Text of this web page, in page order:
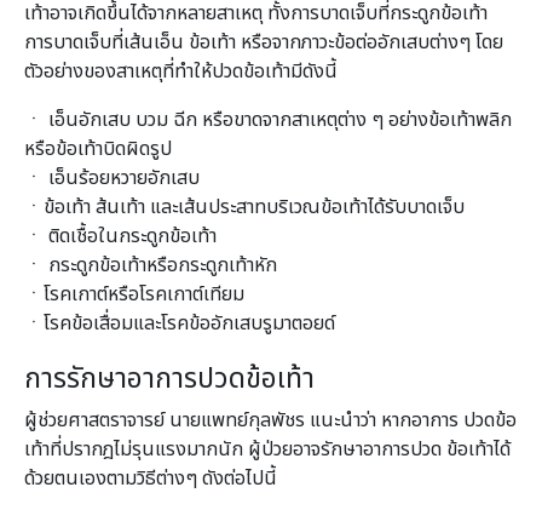
เท้าอาจเกิดขึ้นได้จากหลายสาเหตุ ทั้งการบาดเจ็บที่กระดูกข้อเท้า
การบาดเจ็บที่เส้นเอ็น ข้อเท้า หรือจากภาวะข้อต่ออักเสบต่างๆ โดย
ตัวอย่างของสาเหตุที่ทำให้ปวดข้อเท้ามีดังนี้
ㆍ เอ็นอักเสบ บวม ฉีก หรือขาดจากสาเหตุต่าง ๆ อย่างข้อเท้าพลิก
หรือข้อเท้าบิดผิดรูป
ㆍ เอ็นร้อยหวายอักเสบ
ㆍข้อเท้า ส้นเท้า และเส้นประสาทบริเวณข้อเท้าได้รับบาดเจ็บ
ㆍ ติดเชื้อในกระดูกข้อเท้า
ㆍ กระดูกข้อเท้าหรือกระดูกเท้าหัก
ㆍโรคเกาต์หรือโรคเกาต์เทียม
ㆍโรคข้อเสื่อมและโรคข้ออักเสบรูมาตอยด์
การรักษาอาการปวดข้อเท้า
ผู้ช่วยศาสตราจารย์ นายแพทย์กุลพัชร แนะนำว่า หากอาการ ปวดข้อ
เท้าที่ปรากฎไม่รุนแรงมากนัก ผู้ป่วยอาจรักษาอาการปวด ข้อเท้าได้
ด้วยตนเองตามวิธีต่างๆ ดังต่อไปนี้